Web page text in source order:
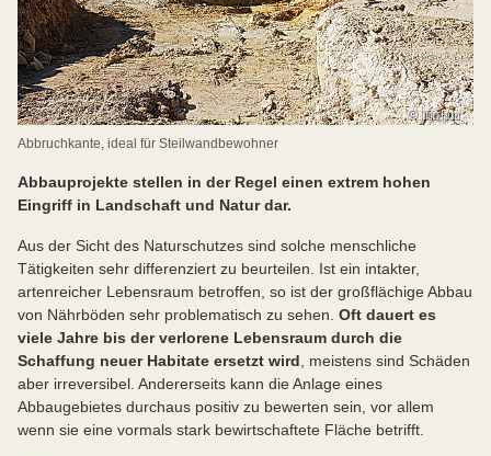
Abbruchkante, ideal für Steilwandbewohner
Abbauprojekte stellen in der Regel einen extrem hohen
Eingriff in Landschaft und Natur dar.
Aus der Sicht des Naturschutzes sind solche menschliche
Tätigkeiten sehr differenziert zu beurteilen. Ist ein intakter,
artenreicher Lebensraum betroffen, so ist der großflächige Abbau
von Nährböden sehr problematisch zu sehen. Oft dauert es
viele Jahre bis der verlorene Lebensraum durch die
Schaffung neuer Habitate ersetzt wird , meistens sind Schäden
aber irreversibel. Andererseits kann die Anlage eines
Abbaugebietes durchaus positiv zu bewerten sein, vor allem
wenn sie eine vormals stark bewirtschaftete Fläche betrifft.